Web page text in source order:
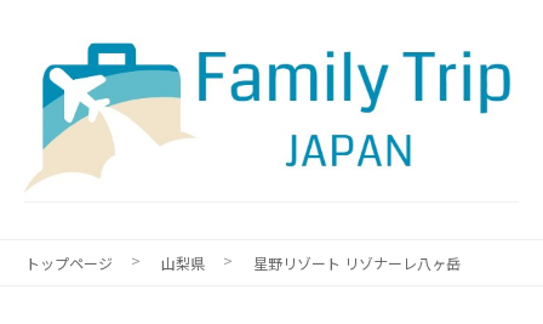
トップページ 山梨県 星野リゾート リゾナーレ八ヶ岳